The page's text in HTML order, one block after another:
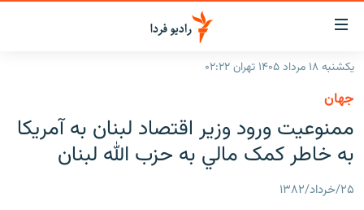
لینک‌های
قابلیت
دسترسی
بازگشت
منوی
اصلی
رفتن
جهان
پادکست
یکشنبه ۱۸ مرداد ۱۴۰۵ تهران ۰۲:۲۲
جهان
ممنوعيت ورود وزير اقتصاد لبنان به آمريکا
به خاطر کمک مالي به حزب الله لبنان
۲۵/خرداد/۱۳۸۲